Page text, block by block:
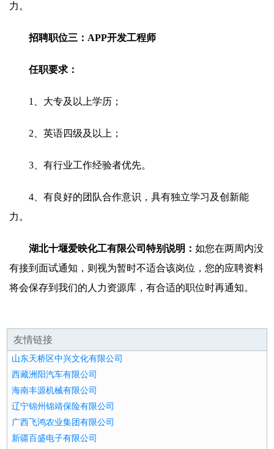
力。
招聘职位三：APP开发工程师
任职要求：
1、大专及以上学历；
2、英语四级及以上；
3、有行业工作经验者优先。
4、有良好的团队合作意识，具有独立学习及创新能
力。
湖北十堰爱映化工有限公司特别说明： 如您在两周内没
有接到面试通知，则视为暂时不适合该岗位，您的应聘资料
将会保存到我们的人力资源库，有合适的职位时再通知。
友情链接
山东天桥区中兴文化有限公司
西藏洲阳汽车有限公司
海南丰源机械有限公司
辽宁锦州锦靖保险有限公司
广西飞鸿农业集团有限公司
新疆百盛电子有限公司